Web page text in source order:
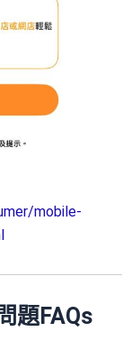
mobile-
題FAQs